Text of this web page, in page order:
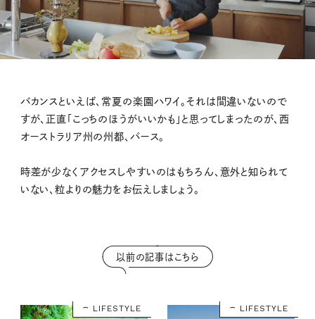
M
t
バカンスといえば、常夏の楽園ハワイ。それは間違いないので
すが、正直「こっちのほうがいいかも」と思ってしまったのが、西
オーストラリア州の州都、パース。
時差が少なくアクセスしやすいのはもちろん、意外と知られて
いない、粒よりの魅力をお伝えしましょう。
以前の記事はこちら
LIFESTYLE LIFESTYLE